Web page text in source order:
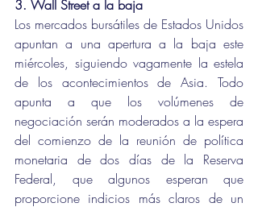
3. Wall Street a la baja
Los mercados bursátiles de Estados Unidos
apuntan a una apertura a la baja este
miércoles, siguiendo vagamente la estela
de los acontecimientos de Asia. Todo
apunta a que los volúmenes de
negociación serán moderados a la espera
del comienzo de la reunión de política
monetaria de dos días de la Reserva
Federal, que algunos esperan que
proporcione indicios más claros de un